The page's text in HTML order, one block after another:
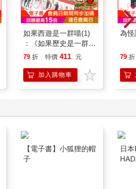
如果西遊是一群喵(1)
：《如果歷史是一群
喵》作者最新力作，附
79 折 特價 411 元
加入購物車
為怪
79 折
【電子書】小狐狸的帽
子
日